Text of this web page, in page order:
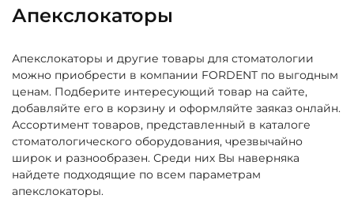
Апекслокаторы
Апекслокаторы и другие товары для стоматологии
можно приобрести в компании FORDENT по выгодным
ценам. Подберите интересующий товар на сайте,
добавляйте его в корзину и оформляйте заяказ онлайн.
Ассортимент товаров, представленный в каталоге
стоматологического оборудования, чрезвычайно
широк и разнообразен. Среди них Вы наверняка
найдете подходящие по всем параметрам
апекслокаторы.